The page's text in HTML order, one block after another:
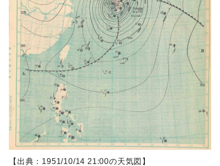
【出典：1951/10/14 21:00の天気図】